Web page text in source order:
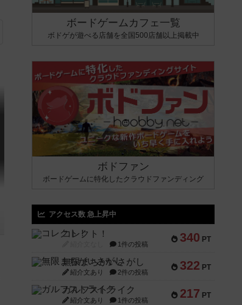
ボードゲームカフェ一覧
ボドゲが遊べる店舗を全国500店舗以上掲載中
ボドファン
ボードゲームに特化したクラウドファンディング
アクセス数 急上昇中
340 PT
コレクト！
1件の投稿
322 PT
無限まちがいさがし
紹介文あり 2件の投稿
217 PT
ガルフストライク
紹介文あり 1件の投稿